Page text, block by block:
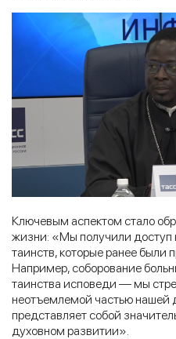
Ключевым аспектом стало
жизни: «Мы получили доступ
таинств, которые ранее были
Например, соборование
таинства исповеди — мы
неотъемлемой частью нашей
представляет собой
духовном развитии».